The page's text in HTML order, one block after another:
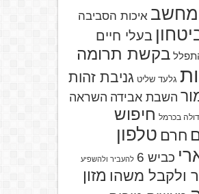
מחשב איכות הסביבה
בעלי חיים
בקשת תרומה
גלעד שליט גניבת זהות
השבת אבידה השראה
בכרמל חיפוש
חרם טלפון
כביש 6 להעביר ולהשפיע
ולקבל משהו מזון